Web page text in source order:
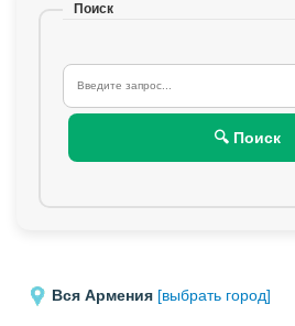
Поиск
🔍 Поиск
Вся Армения [выбрать город]